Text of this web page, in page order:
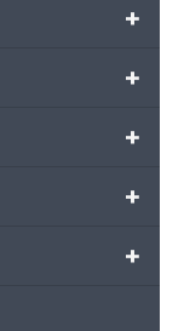
+
+
+
+
+